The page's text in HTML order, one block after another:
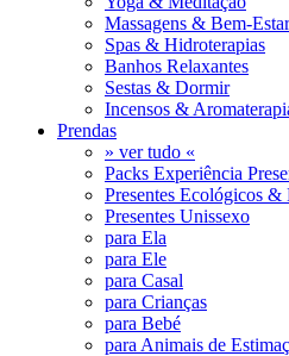
Massagens & Bem-Estar
Spas & Hidroterapias
Banhos Relaxantes
Sestas & Dormir
Incensos &
Prendas
» ver tudo «
Packs Experiência
Presentes Ecológicos &
Presentes Unissexo
para Ela
para Ele
para Casal
para Crianças
para Bebé
para Animais de